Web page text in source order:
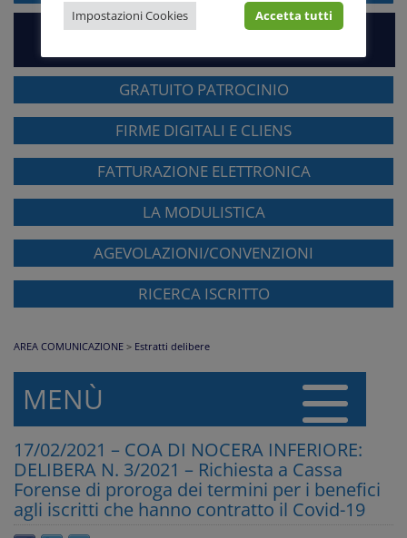
GRATUITO PATROCINIO
FIRME DIGITALI E CLIENS
FATTURAZIONE ELETTRONICA
LA MODULISTICA
AGEVOLAZIONI/CONVENZIONI
RICERCA ISCRITTO
AREA COMUNICAZIONE > Estratti delibere
MENÙ
17/02/2021 – COA DI NOCERA INFERIORE:
DELIBERA N. 3/2021 – Richiesta a Cassa
Forense di proroga dei termini per i benefici
agli iscritti che hanno contratto il Covid-19
Impostazioni Cookies Accetta tutti